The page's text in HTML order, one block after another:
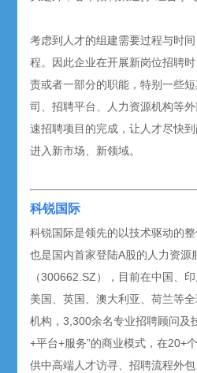
考虑到人才的组建需要过程与时
程。因此企业在开展新岗位招聘
责或者一部分的职能，特别一些
司、招聘平台、人力资源机构等
速招聘项目的完成，让人才尽快
进入新市场、新领域。
科锐国际
科锐国际是领先的以技术驱动的
也是国内首家登陆A股的人力资源
（300662.SZ），目前在中国、
美国、英国、澳大利亚、荷兰等
机构，3,300余名专业招聘顾问及
+平台+服务”的商业模式，在20+
供中高端人才访寻、招聘流程外